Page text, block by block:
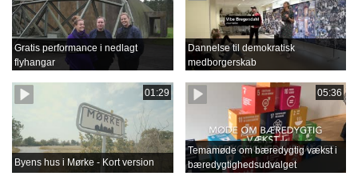
Gratis performance i nedlagt
flyhangar
Dannelse til demokratisk
medborgerskab
01:29
Byens hus i Mørke - Kort version
05:36
Temamøde om bæredygtig vækst i
bæredygtighedsudvalget